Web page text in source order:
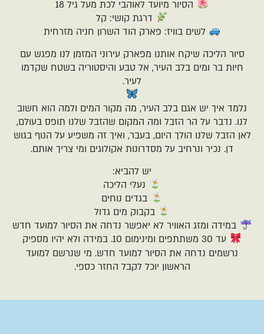
הסיור מיועד לאוהבי לכת מעל גיל 18
דרגת קושי: קל
לשים בוויז: פארק הוד השרון חניה מזרחית
סיור הליכה שיקח אותנו מפארק עירוני המזמן לנו מפגש עם
חיות בר ומים בלב העיר, אל טבע והיסטוריה בשטח שקדמו
לעיר.
נלמד איך יש אגם בלב העיר, מה מקור המים ולמה הוא חשוב
לנו. נדבר על הר הזבל ומה המקום שהזבל שלנו תופס בעולם,
לאן הזבל שלנו הולך היום, בעבר, ואיך זה משפיע על הנוף בגוש
דן. נכיר ונרחיב על מסדרונות אקולוגים ומי צריך אותם.
יש להביא:
נעלי הליכה
בגדים נוחים
בקבוק מים גדול
במידה ומזג האוויר לא יאפשר נדחה את הסיור למועד חדש
עד 30 משתתפים ומינימום 10. במידה ולא יהיו מספיק
נרשמים נדחה את הסיור למועד חדש. מי שנרשם למועד
הראשון יוכל לקבל החזר כספי.